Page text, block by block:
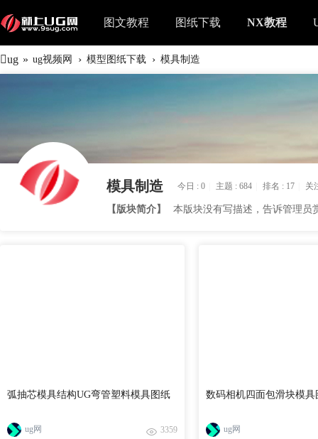
图文教程 图纸下载 NX教程
ug » ug视频网 › 模型图纸下载 › 模具制造
模具制造 今日 : 0 主题 : 684 排名 : 17 关
【版块简介】 本版块没有写描述，告诉管理员
弧抽芯模具结构UG弯管塑料模具图纸
ug网 3359
数码相机四面包滑块模具
ug网